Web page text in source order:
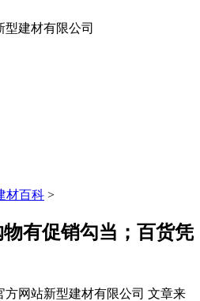
材百科 >
有促销勾当；百货凭
网站新型建材有限公司 文章来